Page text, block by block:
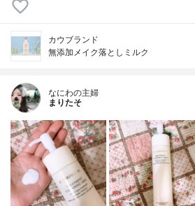
カウブランド
無添加メイク落としミルク
なにわの主婦
まりたそ